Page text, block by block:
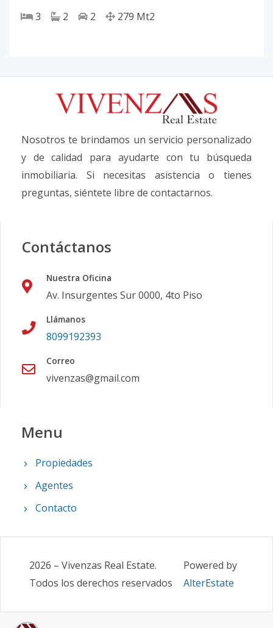
3 2 2 279 Mt2
Nosotros te brindamos un servicio personalizado
y de calidad para ayudarte con tu búsqueda
inmobiliaria. Si necesitas asistencia o tienes
preguntas, siéntete libre de contactarnos.
Contáctanos
Nuestra Oficina
Av. Insurgentes Sur 0000, 4to Piso
Llámanos
8099192393
Correo
vivenzas@gmail.com
Menu
Propiedades
Agentes
Contacto
2026 – Vivenzas Real Estate.
Todos los derechos reservados
Powered by
AlterEstate